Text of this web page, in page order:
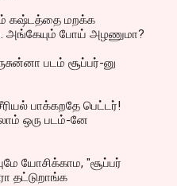
கஷ்டத்தை மறக்க
அங்கேயும் போய் அழணுமா?
படம் சூப்பர்-னு
பாக்கறதே பெட்டர்!
ஒரு படம்-னே
யோசிக்காம, "சூப்பர்
தட்டுறாங்க